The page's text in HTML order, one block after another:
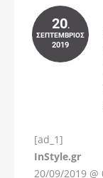
20.
ΣΕΠΤΈΜΒΡΙΟΣ
2019
[ad_1]
InStyle.gr
20/09/2019 @